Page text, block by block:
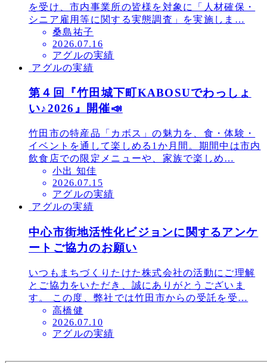
を受け、市内事業所の皆様を対象に「人材確保・
シニア雇用等に関する実態調査」を実施しま…
桑島祐子
投
稿
日
2026.07.16
アグルの実績
アグルの実績
第４回『竹田城下町KABOSUでわっしょ
い♪2026』開催📣
竹田市の特産品「カボス」の魅力を、食・体験・
イベントを通して楽しめる1か月間。期間中は市内
飲食店での限定メニューや、家族で楽しめ…
小出 知佳
投
稿
日
2026.07.15
アグルの実績
アグルの実績
中心市街地活性化ビジョンに関するアンケ
ートご協力のお願い
いつもまちづくりたけた株式会社の活動にご理解
とご協力をいただき、誠にありがとうございま
す。 この度、弊社では竹田市からの受託を受…
高橋健
投
稿
2026.07.10
アグルの実績